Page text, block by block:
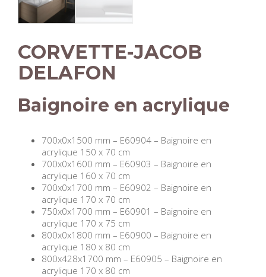
CORVETTE-JACOB
DELAFON
Baignoire en acrylique
700x0x1500 mm – E60904 – Baignoire en
acrylique 150 x 70 cm
700x0x1600 mm – E60903 – Baignoire en
acrylique 160 x 70 cm
700x0x1700 mm – E60902 – Baignoire en
acrylique 170 x 70 cm
750x0x1700 mm – E60901 – Baignoire en
acrylique 170 x 75 cm
800x0x1800 mm – E60900 – Baignoire en
acrylique 180 x 80 cm
800x428x1700 mm – E60905 – Baignoire en
acrylique 170 x 80 cm